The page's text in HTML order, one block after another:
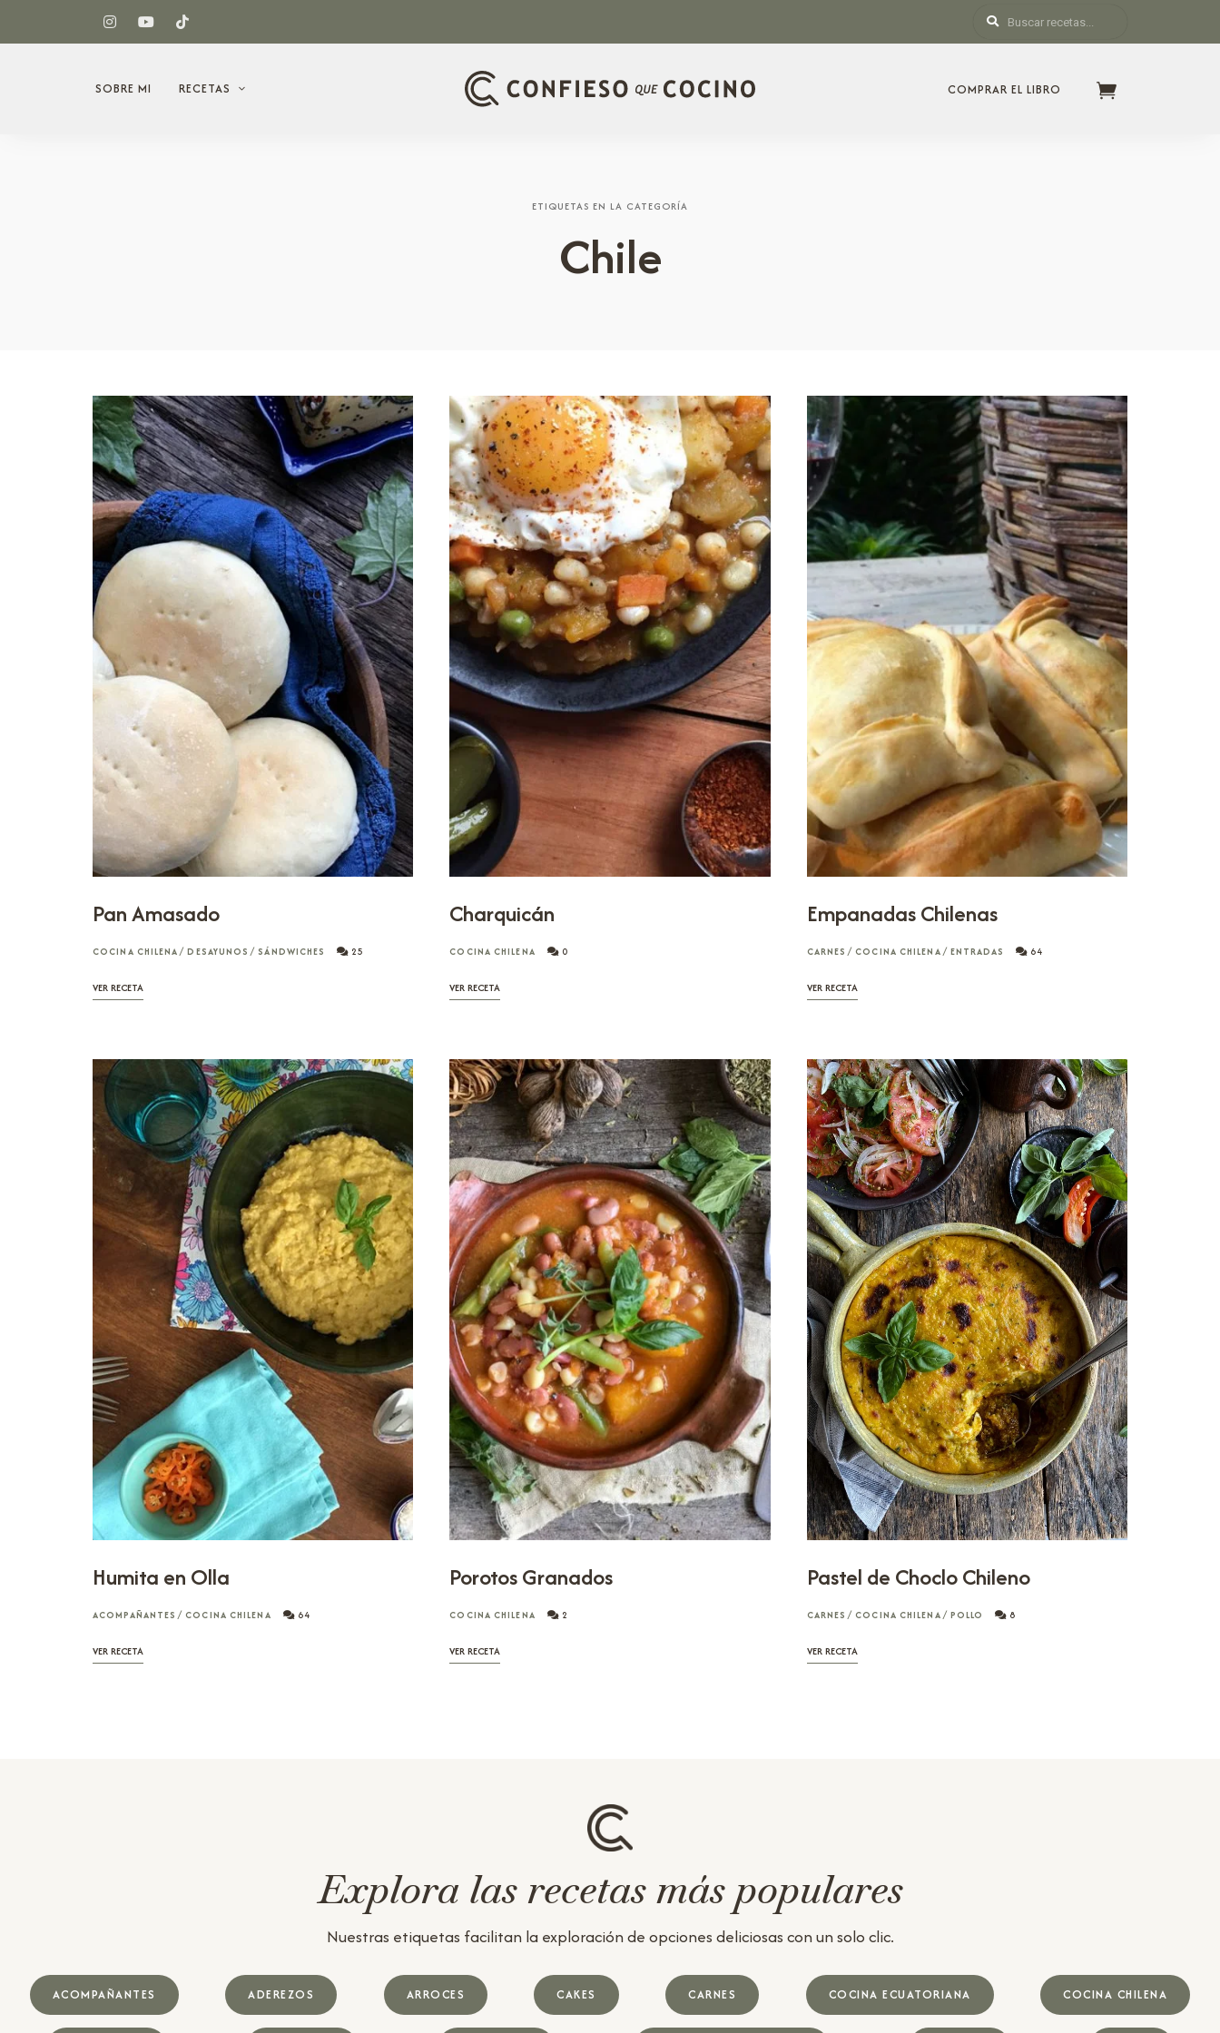
SOBRE MI RECETAS COMPRAR EL LIBRO
ETIQUETAS EN LA CATEGORÍA
Chile
Pan Amasado
COCINA CHILENA / DESAYUNOS / SÁNDWICHES 25
VER RECETA
Charquicán
COCINA CHILENA 0
VER RECETA
Empanadas Chilenas
CARNES / COCINA CHILENA / ENTRADAS 64
VER RECETA
Humita en Olla
ACOMPAÑANTES / COCINA CHILENA 64
VER RECETA
Porotos Granados
COCINA CHILENA 2
VER RECETA
Pastel de Choclo Chileno
CARNES / COCINA CHILENA / POLLO 8
VER RECETA
Explora las recetas más populares
Nuestras etiquetas facilitan la exploración de opciones deliciosas con un solo clic.
ACOMPAÑANTES ADEREZOS ARROCES CAKES CARNES COCINA ECUATORIANA COCINA CHILENA